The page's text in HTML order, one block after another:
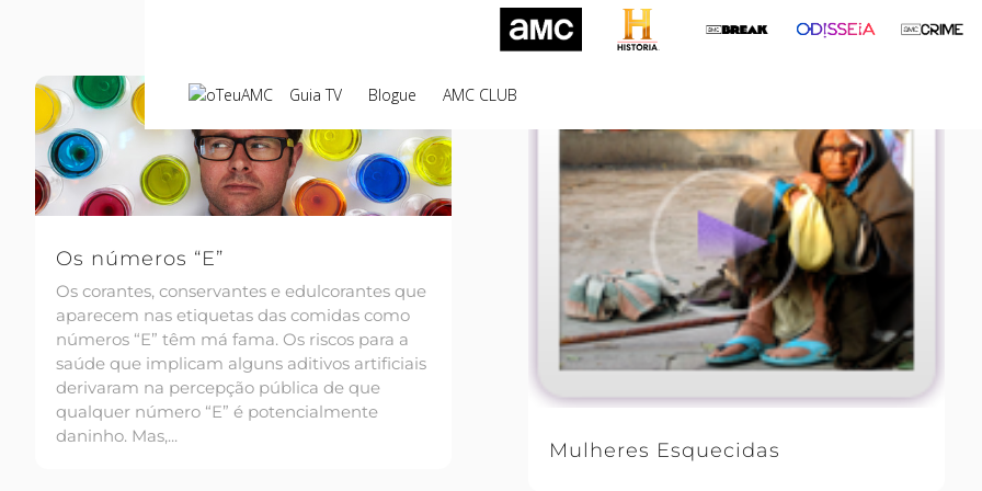
Guia TV Blogue AMC CLUB
Os números “E”
Os corantes, conservantes e edulcorantes que
aparecem nas etiquetas das comidas como
números “E” têm má fama. Os riscos para a
saúde que implicam alguns aditivos artificiais
derivaram na percepção pública de que
qualquer número “E” é potencialmente
daninho. Mas,...
Mulheres Esquecidas